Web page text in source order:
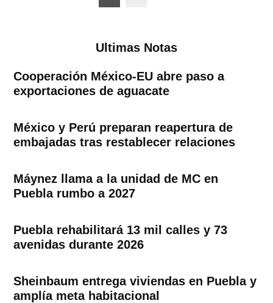
Ultimas Notas
Cooperación México-EU abre paso a
exportaciones de aguacate
México y Perú preparan reapertura de
embajadas tras restablecer relaciones
Máynez llama a la unidad de MC en
Puebla rumbo a 2027
Puebla rehabilitará 13 mil calles y 73
avenidas durante 2026
Sheinbaum entrega viviendas en Puebla y
amplía meta habitacional